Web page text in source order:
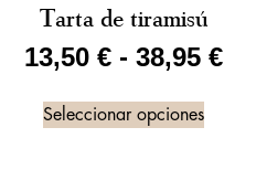
Tarta de tiramisú
13,50 € - 38,95 €
Seleccionar opciones